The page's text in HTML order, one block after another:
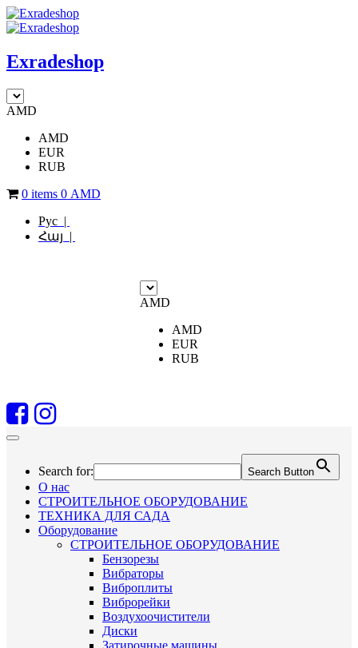
Exradeshop
AMD
AMD
EUR
RUB
0 items 0 AMD
Рус |
Հայ |
AMD
AMD
EUR
RUB
Search for: Search Button
О нас
СТРОИТЕЛЬНОЕ ОБОРУДОВАНИЕ
ТЕХНИКА ДЛЯ САДА
Оборудование
СТРОИТЕЛЬНОЕ ОБОРУДОВАНИЕ
Бензорезы
Вибраторы
Виброплиты
Виброрейки
Воздухоочистители
Диски
Затирочные машины